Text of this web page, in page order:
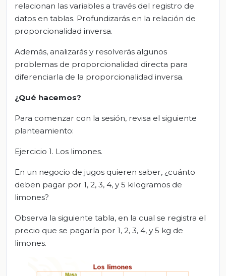
relacionan las variables a través del registro de
datos en tablas. Profundizarás en la relación de
proporcionalidad inversa.
Además, analizarás y resolverás algunos
problemas de proporcionalidad directa para
diferenciarla de la proporcionalidad inversa.
¿Qué hacemos?
Para comenzar con la sesión, revisa el siguiente
planteamiento:
Ejercicio 1. Los limones.
En un negocio de jugos quieren saber, ¿cuánto
deben pagar por 1, 2, 3, 4, y 5 kilogramos de
limones?
Observa la siguiente tabla, en la cual se registra el
precio que se pagaría por 1, 2, 3, 4, y 5 kg de
limones.